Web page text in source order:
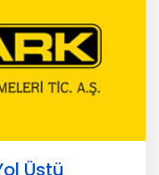
Üstü